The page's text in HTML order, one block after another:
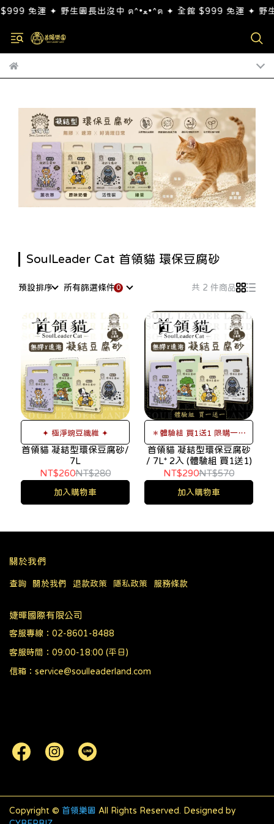
SoulLeader Cat 首領貓 環保豆腐砂
預設排序 所有篩選條件 共 2 件商品
✦ 極淨豌豆纖維 ✦
首領貓 凝結型環保豆腐砂/
7L
NT$260NT$280
加入購物車
＊體驗組 買1送1 限購一次
＊
首領貓 凝結型環保豆腐砂
/ 7L* 2入 (體驗組 買1送1)
NT$290NT$570
加入購物車
關於我們
查詢 關於我們 退款政策 隱私政策 服務條款
婕暉國際有限公司
客服專線：02-8601-8488
客服時間：09:00-18:00 (平日)
信箱：service@soulleaderland.com
Copyright © 首領樂園 All Rights Reserved. Designed by